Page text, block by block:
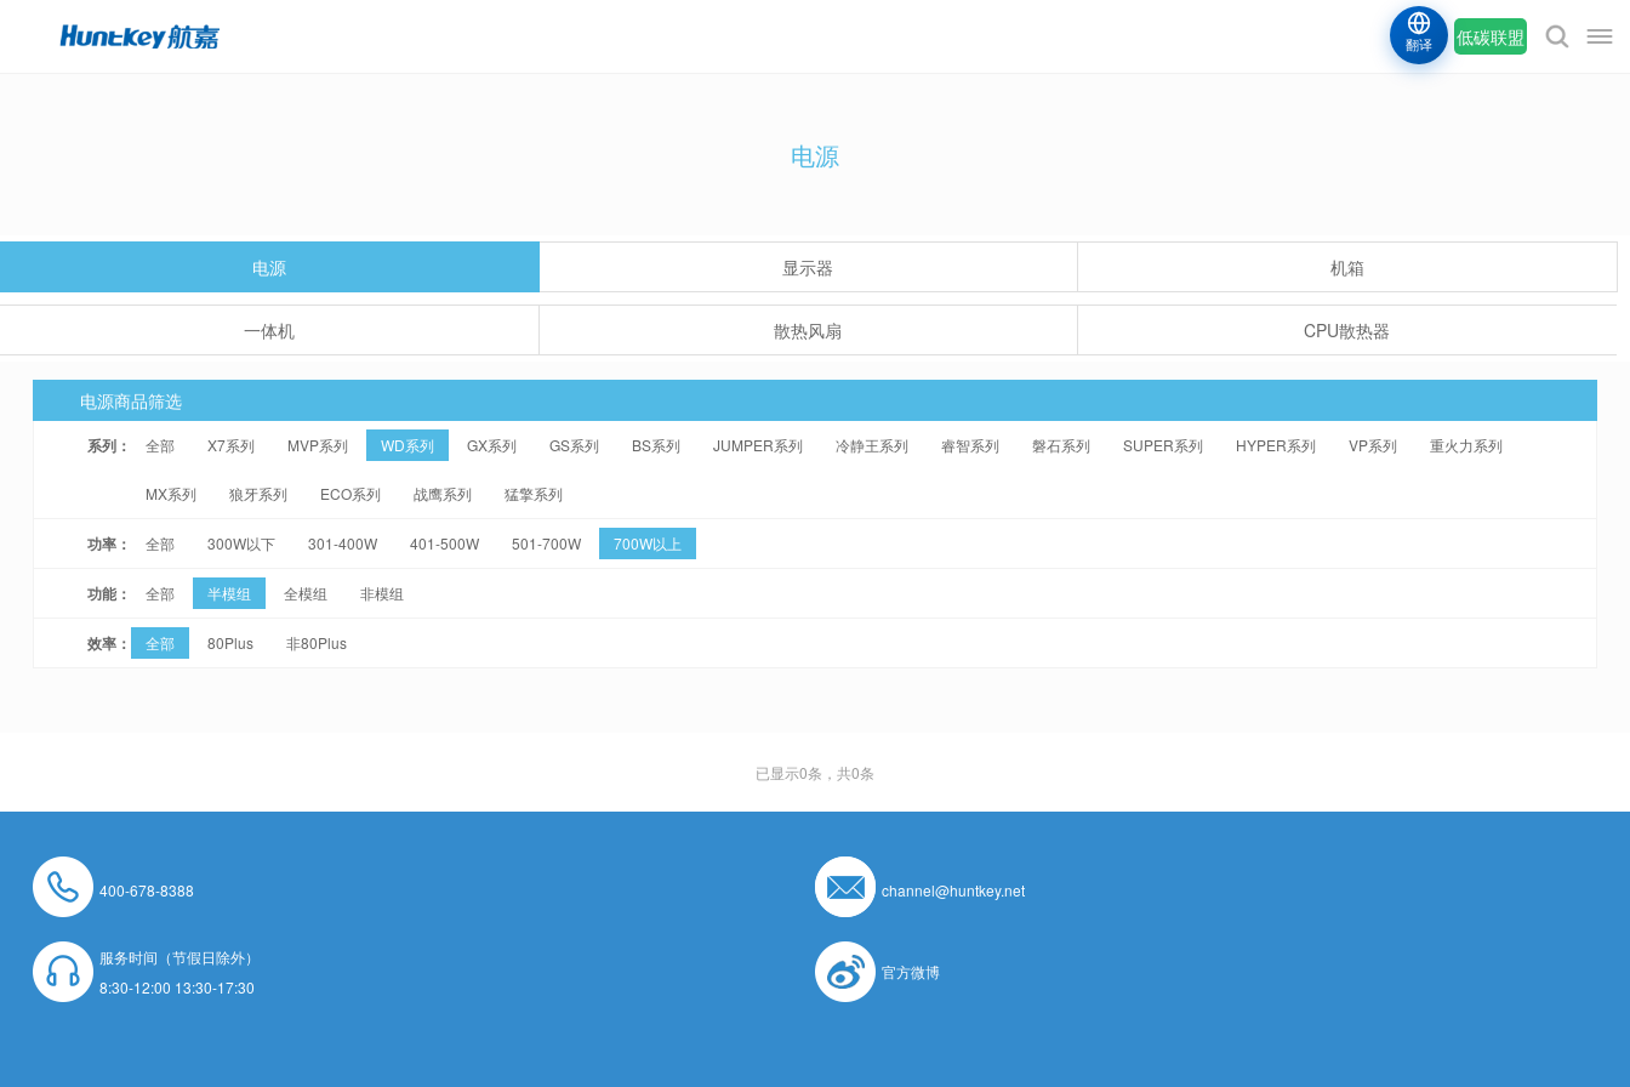
低碳联盟
翻译
电源
电源 显示器 机箱
一体机 散热风扇 CPU散热器
电源商品筛选
系列： 全部 X7系列 MVP系列 WD系列 GX系列 GS系列 BS系列 JUMPER系列 冷静王系列 睿智系列 磐石系列 SUPER系列 HYPER系列 VP系列 重火力系列
MX系列 狼牙系列 ECO系列 战鹰系列 猛擎系列
功率： 全部 300W以下 301-400W 401-500W 501-700W 700W以上
功能： 全部 半模组 全模组 非模组
效率： 全部 80Plus 非80Plus
已显示0条，共0条
400-678-8388 channel@huntkey.net
服务时间（节假日除外）
8:30-12:00 13:30-17:30
官方微博